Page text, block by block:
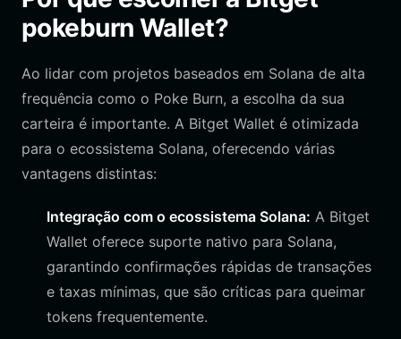
pokeburn Wallet?
Ao lidar com projetos baseados em Solana de alta
frequência como o Poke Burn, a escolha da sua
carteira é importante. A Bitget Wallet é otimizada
para o ecossistema Solana, oferecendo várias
vantagens distintas:
Integração com o ecossistema Solana: A Bitget
Wallet oferece suporte nativo para Solana,
garantindo confirmações rápidas de transações
e taxas mínimas, que são críticas para queimar
tokens frequentemente.